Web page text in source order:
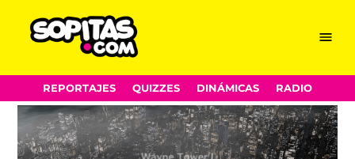
Skip
to
content
Menu
REPORTAJES QUIZZES DINÁMICAS RADIO